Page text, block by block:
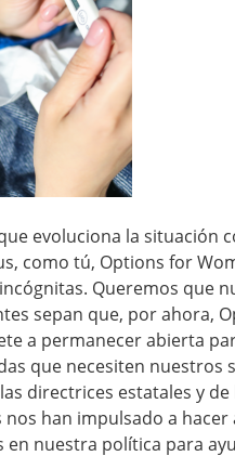
evoluciona la situación
como tú, Options for
Queremos que
sepan que, por ahora,
a permanecer abierta
que necesiten nuestros
directrices estatales y de
han impulsado a hacer
en nuestra política para